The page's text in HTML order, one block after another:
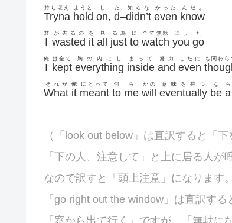
Tryna
持ち堪え
hold
ようと
on
し
, d
た
–didn’t
知らな
even
かった
know
んだよ
I
君
wasted
が去るの
it
を
all
見
just
る為
to
に
watch
全て無駄
you
にし
go
た
I
俺
kept
は全て
everything
胸の内にし
inside
まって
and
努力
even
したに も関わら
What
それが
it
俺
meant
にとって
to
何
me
ら
will
かの
eventually
意味を持つ
be
な
a
ら
（「look out below」は直訳すると「
「下の人、注意して」と上に居る人が
なので訳すと「頭上注意」になります。
「go right out the window」は直訳する
「窓から出て行く」ですが、「無駄に